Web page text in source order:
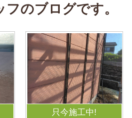
W保証について
会社概要
合わせ ・お見積もり
インスタで
最新施工事例
公開中
のブログです。
只今施工中!